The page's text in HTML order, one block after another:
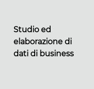
Studio ed
elaborazione di
dati di business